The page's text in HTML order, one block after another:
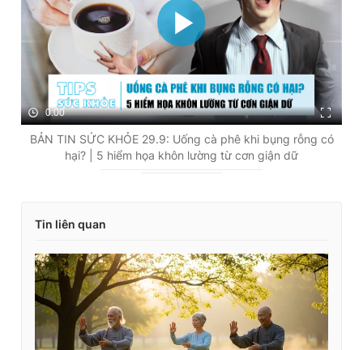
0:00
BẢN TIN SỨC KHỎE 29.9: Uống cà phê khi bụng rỗng có
hại? | 5 hiểm họa khôn lường từ cơn giận dữ
Tin liên quan